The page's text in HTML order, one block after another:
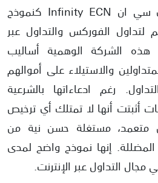
رسمية
وحجم التداول
في إنفينيتي
تأتي شركة إنفينيتي اي سي ان Infinity ECN كنموذج
لتداول الفوركس والتداول عبر
هذه الشركة الوهمية أساليب
والاستيلاء على أموالهم
رغم ادعاءاتها بالشرعية
أثبتت أنها لا تمتلك أي ترخيص
متعمد، مستغلة حسن نية من
إنها نموذج واضح لمدى
التداول عبر الإنترنت.